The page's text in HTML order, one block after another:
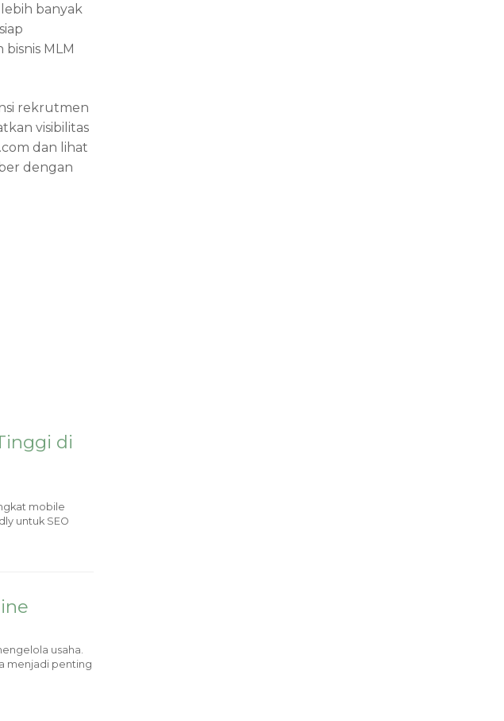
banyak
MLM
rekrutmen
visibilitas
dan lihat
dengan
di
mobile
untuk SEO
usaha.
menjadi penting